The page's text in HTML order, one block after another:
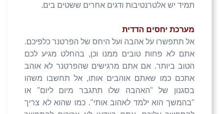
תמיד יש אלטרנטיבות ודגים אחרים ששטים בים.
מערכת יחסים הדדית
אל תתפשרו על אהבה ועל היחס של הפרטנר כלפיכם.
אתם לא פחות טובים ממנו וכן, בהחלט מגיע לכם
הטוב ביותר. אם אתם מרגישים שהפרטנר לא אוהב
אתכם כמו שאתם אוהבים אותו, אל תחשבו משהו
בסגנון של "האהבה שלו תתגבר מיום ליום" או
"בהמשך הוא ילמד לאהוב אותי". כמו שהוא לא צריך